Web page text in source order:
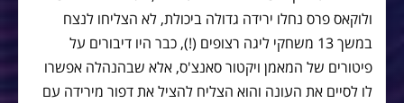
ולוקאס פרס נחלו ירידה גדולה ביכולת, לא הצליחו לנצח
במשך 13 משחקי ליגה רצופים (!), כבר היו דיבורים על
פיטורים של המאמן ויקטור סאנצ'ס, אלא שבהנהלה אפשרו
לו לסיים את העונה והוא הצליח להציל את דפור מירידה עם